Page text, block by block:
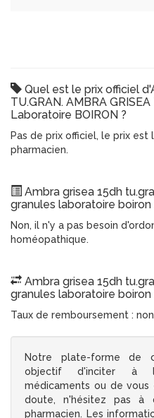
Quel est le prix officiel
TU.GRAN. AMBRA
Laboratoire BOIRON ?
Pas de prix officiel, le prix
pharmacien.
Ambra grisea 15dh
granules laboratoire
Non, il n'y a pas besoin
homéopathique.
Ambra grisea 15dh
granules laboratoire
Taux de remboursement :
Notre plate-forme de
objectif d'inciter à
médicaments ou de vous
doute, n'hésitez pas à
pharmacien. Les